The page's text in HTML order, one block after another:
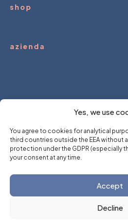
Yes, we use
You agree to cookies for analytical
third countries outside the EEA without
protection under the GDPR (especially
your consent at any time.
Accept
Decline
shop
azienda
We hold.